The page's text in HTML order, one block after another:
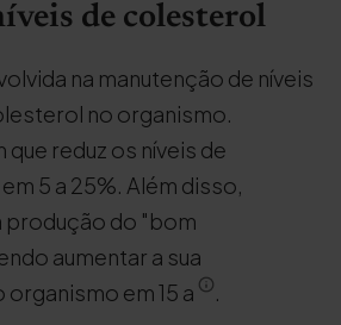
de colesterol
na manutenção de níveis
no organismo.
reduz os níveis de
5 a 25%. Além disso,
produção do "bom
aumentar a sua
em 15 a
.